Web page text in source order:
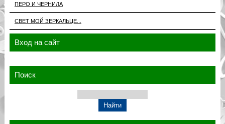
ПЕРО И ЧЕРНИЛА
СВЕТ МОЙ ЗЕРКАЛЬЦЕ...
Вход на сайт
Поиск